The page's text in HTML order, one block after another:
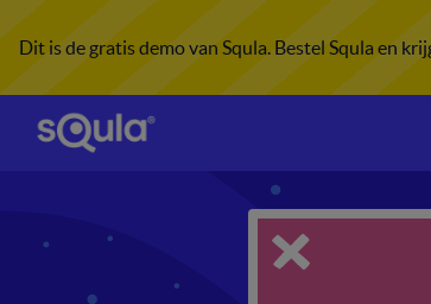
Dit is de gratis demo van Squla. Bestel Squla en